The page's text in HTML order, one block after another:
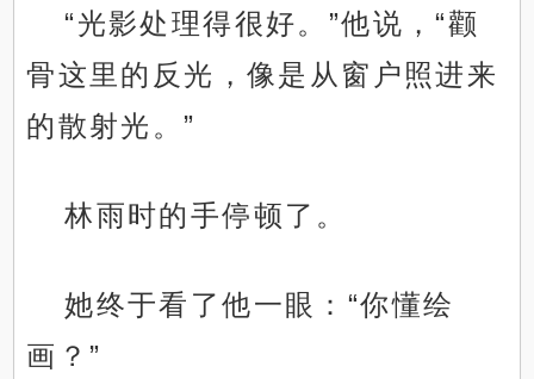
“光影处理得很好。”他说，“颧
骨这里的反光，像是从窗户照进来
的散射光。”
林雨时的手停顿了。
她终于看了他一眼：“你懂绘
画？”